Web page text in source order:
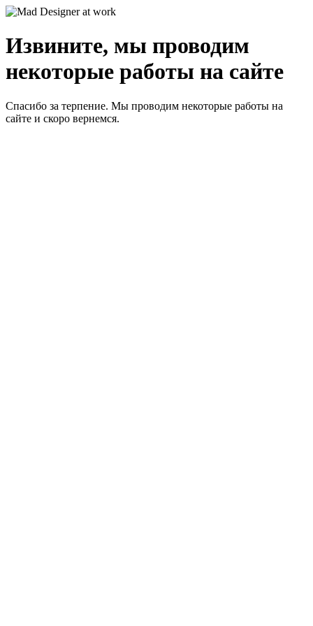
Извините, мы проводим
некоторые работы на сайте
Спасибо за терпение. Мы проводим некоторые работы на
сайте и скоро вернемся.